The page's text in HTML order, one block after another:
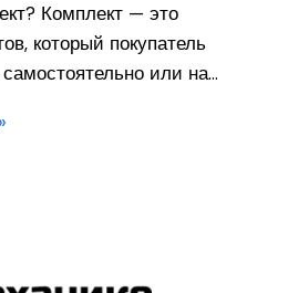
Комплект — это
который покупатель
или на…